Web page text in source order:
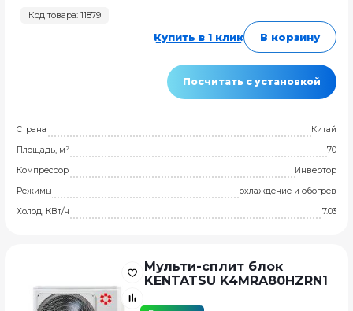
Код товара: 11879
Купить в 1 клик В корзину
Посчитать с установкой
Страна
Китай
Площадь, м²
70
Компрессор
Инвертор
Режимы
охлаждение и обогрев
Холод, КВт/ч
7.03
Мульти-сплит блок
KENTATSU K4MRA80HZRN1